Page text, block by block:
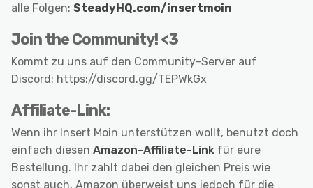
alle Folgen: SteadyHQ.com/insertmoin
Join the Community! <3
Kommt zu uns auf den Community-Server auf
Discord: https://discord.gg/TEPWkGx
Affiliate-Link:
Wenn ihr Insert Moin unterstützen wollt, benutzt doch
einfach diesen Amazon-Affiliate-Link für eure
Bestellung. Ihr zahlt dabei den gleichen Preis wie
sonst auch, Amazon überweist uns jedoch für die